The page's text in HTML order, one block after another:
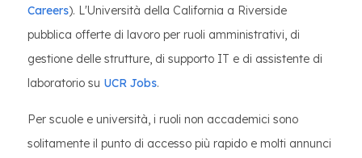
Careers). L'Università della California a Riverside
pubblica offerte di lavoro per ruoli amministrativi, di
gestione delle strutture, di supporto IT e di assistente di
laboratorio su UCR Jobs.
Per scuole e università, i ruoli non accademici sono
solitamente il punto di accesso più rapido e molti annunci